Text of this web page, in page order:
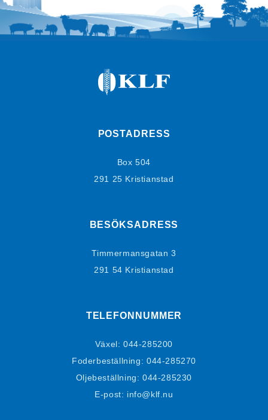
POSTADRESS
Box 504
291 25 Kristianstad
BESÖKSADRESS
Timmermansgatan 3
291 54 Kristianstad
TELEFONNUMMER
Växel:044-285200
Foderbeställning: 044-285270
Oljebeställning:044-285230
E-post: info@klf.nu